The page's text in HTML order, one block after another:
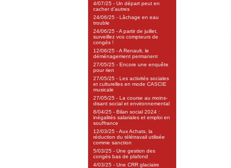
4/07/25 - Un départ peut en
cacher d’autres
24/06/25 - Lâchage en eau
trouble
24/06/25 - A partir de juillet,
surveillez vos compteurs de
congés !
12/06/25 - A Renault, le
déménagement permanent
27/05/25 - Encore une enquête
pour rien
27/05/25 - Les activités sociales
et culturelles en mode CASCIE
musicale
27/05/25 - La course au moins-
disant social et environnemental
8/04/25 - Bilan social 2024 :
inégalités salariales et emploi en
souffrance
12/03/25 - Aux Achats, la
réduction du télétravail utilisée
comme sanction
5/03/25 - Une gestion des
congés bas de plafond
4/03/25 - Une CRR glaciaire